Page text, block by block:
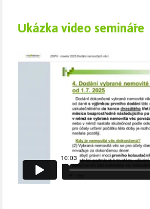
Ukázka video semináře